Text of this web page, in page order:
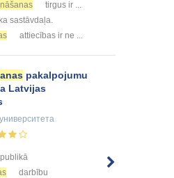
tirgus ir ...
sastāvdaļa.
attiecības ir ne ...
pakalpojumu
Latvijas
darbību